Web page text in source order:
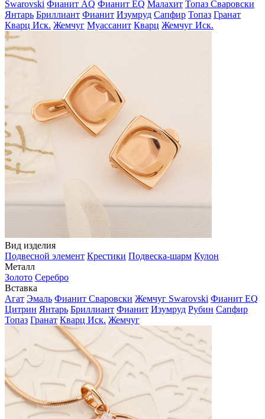
Swarovski Фианит AQ Фианит EQ Малахит Топаз Сваровски
Янтарь Бриллиант Фианит Изумруд Сапфир Топаз Гранат
Кварц Иск. Жемчуг Муассанит Кварц Жемчуг Иск.
Вид изделия
Подвесной элемент Крестики Подвеска-шарм Кулон
Металл
Золото Серебро
Вставка
Агат Эмаль Фианит Сваровски Жемчуг Swarovski Фианит EQ
Цитрин Янтарь Бриллиант Фианит Изумруд Рубин Сапфир
Топаз Гранат Кварц Иск. Жемчуг